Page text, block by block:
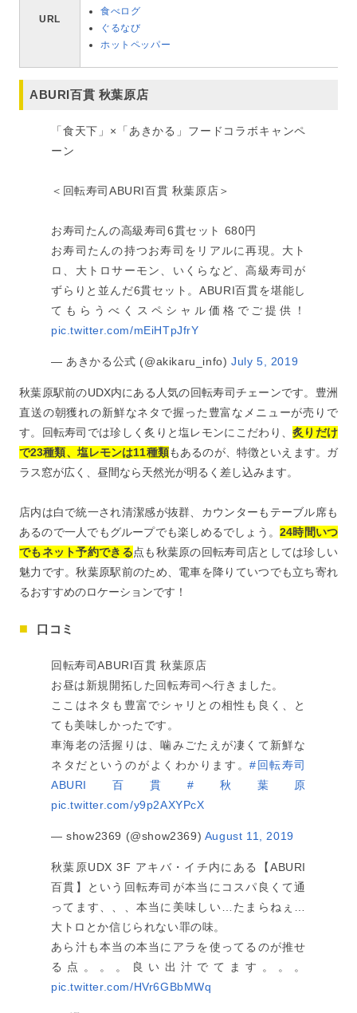
URL
食べログ
ぐるなび
ホットペッパー
ABURI百貫 秋葉原店
「食天下」×「あきかる」フードコラボキャンペ
ーン
＜回転寿司ABURI百貫 秋葉原店＞
お寿司たんの高級寿司6貫セット 680円
お寿司たんの持つお寿司をリアルに再現。大ト
ロ、大トロサーモン、いくらなど、高級寿司が
ずらりと並んだ6貫セット。ABURI百貫を堪能し
てもらうべくスペシャル価格でご提供！
pic.twitter.com/mEiHTpJfrY
— あきかる公式 (@akikaru_info) July 5, 2019
秋葉原駅前のUDX内にある人気の回転寿司チェーンです。豊洲
直送の朝獲れの新鮮なネタで握った豊富なメニューが売りで
す。回転寿司では珍しく炙りと塩レモンにこだわり、炙りだけ
で23種類、塩レモンは11種類もあるのが、特徴といえます。ガ
ラス窓が広く、昼間なら天然光が明るく差し込みます。
店内は白で統一され清潔感が抜群、カウンターもテーブル席も
あるので一人でもグループでも楽しめるでしょう。24時間いつ
でもネット予約できる点も秋葉原の回転寿司店としては珍しい
魅力です。秋葉原駅前のため、電車を降りていつでも立ち寄れ
るおすすめのロケーションです！
口コミ
回転寿司ABURI百貫 秋葉原店
お昼は新規開拓した回転寿司へ行きました。
ここはネタも豊富でシャリとの相性も良く、と
ても美味しかったです。
車海老の活握りは、噛みごたえが凄くて新鮮な
ネタだというのがよくわかります。#回転寿司
ABURI百貫 #秋葉原
pic.twitter.com/y9p2AXYPcX
— show2369 (@show2369) August 11, 2019
秋葉原UDX 3F アキバ・イチ内にある【ABURI
百貫】という回転寿司が本当にコスパ良くて通
ってます、、、本当に美味しい…たまらねぇ…
大トロとか信じられない罪の味。
あら汁も本当の本当にアラを使ってるのが推せ
る点。。。良い出汁でてます。。。
pic.twitter.com/HVr6GBbMWq